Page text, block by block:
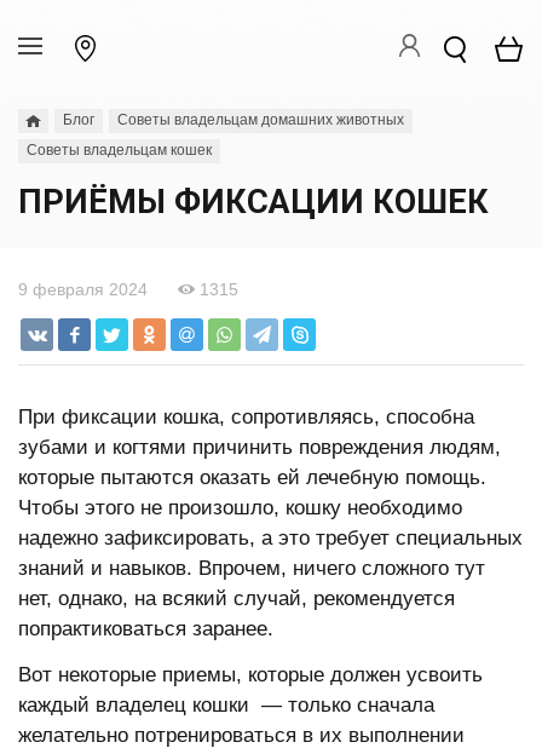
Блог
Советы владельцам домашних животных
Советы владельцам кошек
ПРИЁМЫ ФИКСАЦИИ КОШЕК
9 февраля 2024 1315
При фиксации кошка, сопротивляясь, способна
зубами и когтями причинить повреждения людям,
которые пытаются оказать ей лечебную помощь.
Чтобы этого не произошло, кошку необходимо
надежно зафиксировать, а это требует специальных
знаний и навыков. Впрочем, ничего сложного тут
нет, однако, на всякий случай, рекомендуется
попрактиковаться заранее.
Вот некоторые приемы, которые должен усвоить
каждый владелец кошки — только сначала
желательно потренироваться в их выполнении